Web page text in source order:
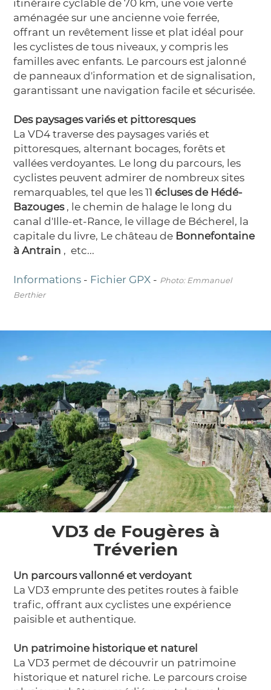
itinéraire cyclable de 70 km, une voie verte
aménagée sur une ancienne voie ferrée,
offrant un revêtement lisse et plat idéal pour
les cyclistes de tous niveaux, y compris les
familles avec enfants. Le parcours est jalonné
de panneaux d'information et de signalisation,
garantissant une navigation facile et sécurisée.
Des paysages variés et pittoresques
La VD4 traverse des paysages variés et
pittoresques, alternant bocages, forêts et
vallées verdoyantes. Le long du parcours, les
cyclistes peuvent admirer de nombreux sites
remarquables, tel que les 11écluses de Hédé-
Bazouges, le chemin de halage le long du
canal d'Ille-et-Rance, le village de Bécherel, la
capitale du livre, Le château de Bonnefontaine
à Antrain , etc...
Informations - Fichier GPX - Photo: Emmanuel
Berthier
VD3 de Fougères à
Tréverien
Un parcours vallonné et verdoyant
La VD3 emprunte des petites routes à faible
trafic, offrant aux cyclistes une expérience
paisible et authentique.
Un patrimoine historique et naturel
La VD3 permet de découvrir un patrimoine
historique et naturel riche. Le parcours croise